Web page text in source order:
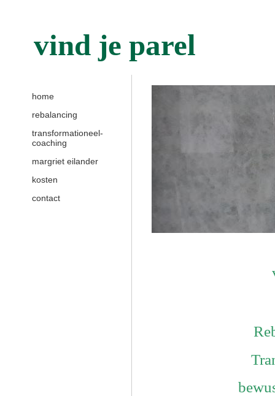
vind je parel
home
rebalancing
transformationeel-
coaching
margriet eilander
kosten
contact